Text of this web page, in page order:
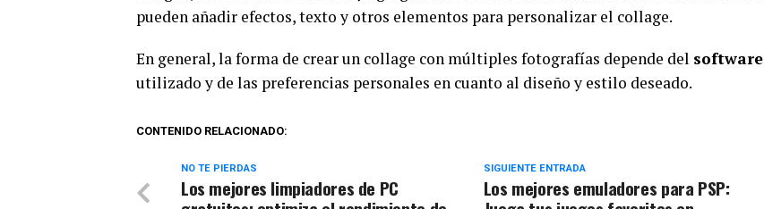
pueden añadir efectos, texto y otros elementos para personalizar el collage.
En general, la forma de crear un collage con múltiples fotografías depende del software
utilizado y de las preferencias personales en cuanto al diseño y estilo deseado.
CONTENIDO RELACIONADO:
SIGUIENTE ENTRADA
Los mejores emuladores para PSP:
NO TE PIERDAS
Los mejores limpiadores de PC